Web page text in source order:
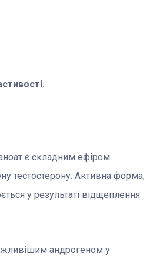
є складним ефіром
тестостерону. Активна форма,
у результаті відщеплення
андрогеном у